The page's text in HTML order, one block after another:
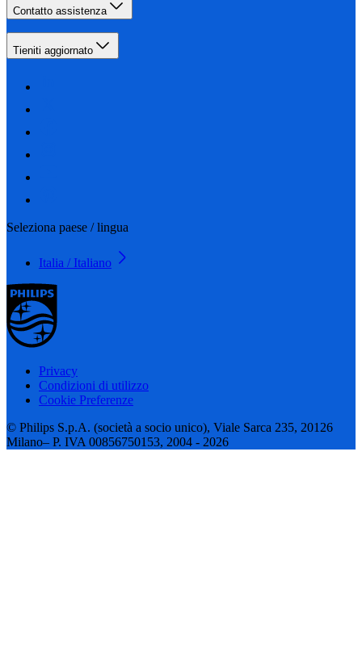
Contatto assistenza
Tieniti aggiornato
Seleziona paese / lingua
Italia / Italiano
Privacy
Condizioni di utilizzo
Cookie Preferenze
© Philips S.p.A. (società a socio unico), Viale Sarca 235, 20126
Milano– P. IVA 00856750153, 2004 - 2026